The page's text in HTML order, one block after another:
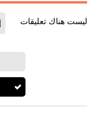
ليست هناك تعليقات